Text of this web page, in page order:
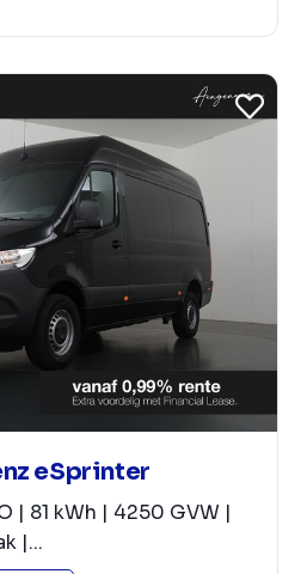
eSprinter
| 81 kWh | 4250 GVW |
|...